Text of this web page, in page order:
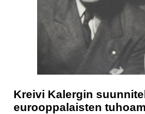
Kreivi Kalergin
eurooppalaisten